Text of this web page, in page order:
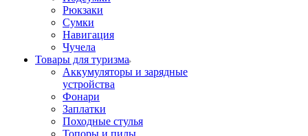
Рюкзаки
Сумки
Навигация
Чучела
Товары для туризма
Аккумуляторы и зарядные
устройства
Фонари
Заплатки
Походные стулья
Топоры и пилы